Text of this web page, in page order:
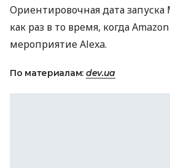
Ориентировочная дата
как раз в то время, когда
мероприятие Alexa.
По материалам: dev.ua